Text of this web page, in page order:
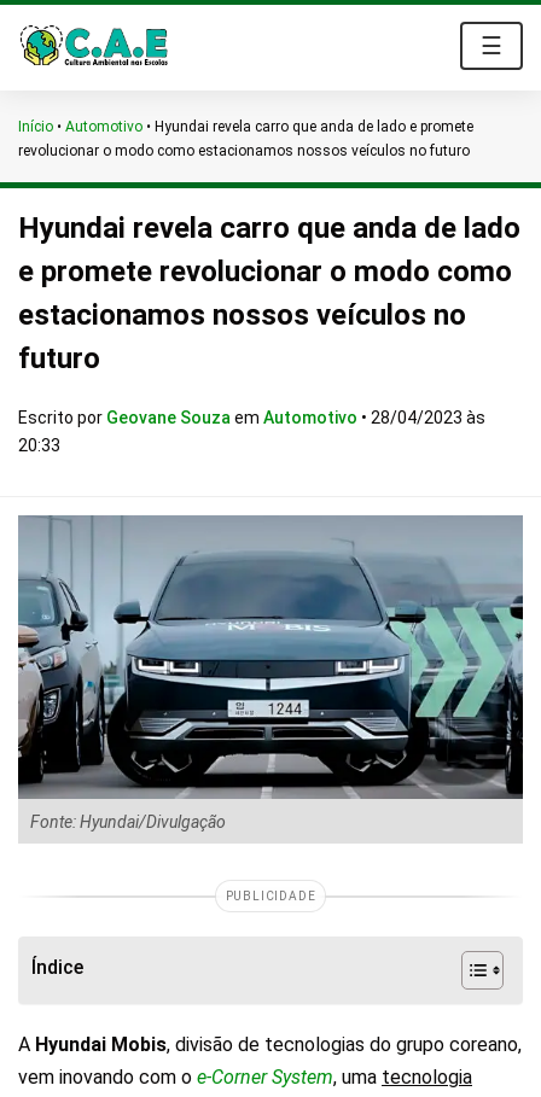
☰
Início • Automotivo • Hyundai revela carro que anda de lado e promete
revolucionar o modo como estacionamos nossos veículos no futuro
Hyundai revela carro que anda de lado
e promete revolucionar o modo como
estacionamos nossos veículos no
futuro
Escrito por Geovane Souza em Automotivo • 28/04/2023 às
20:33
Fonte: Hyundai/Divulgação
PUBLICIDADE
Índice
A Hyundai Mobis, divisão de tecnologias do grupo coreano,
vem inovando com o e-Corner System, uma tecnologia